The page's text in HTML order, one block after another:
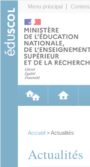
Menu principal
Accueil > Actualités
Actualités